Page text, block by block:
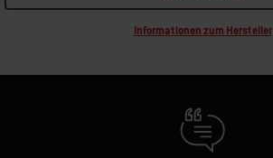
Informationen zum Hersteller